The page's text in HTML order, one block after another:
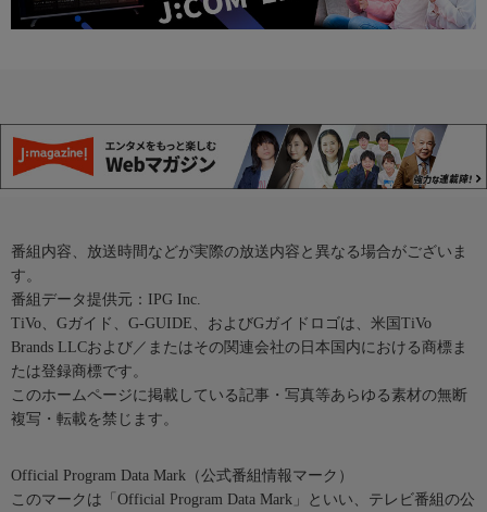
番組内容、放送時間などが実際の放送内容と異なる場合がございま
す。
番組データ提供元：IPG Inc.
TiVo、Gガイド、G-GUIDE、およびGガイドロゴは、米国TiVo
Brands LLCおよび／またはその関連会社の日本国内における商標ま
たは登録商標です。
このホームページに掲載している記事・写真等あらゆる素材の無断
複写・転載を禁じます。
Official Program Data Mark（公式番組情報マーク）
このマークは「Official Program Data Mark」といい、テレビ番組の公